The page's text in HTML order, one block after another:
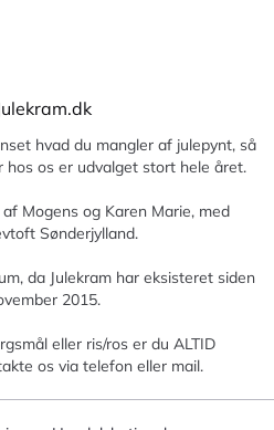
hvad du mangler af julepynt, så
os er udvalget stort hele året.
Mogens og Karen Marie, med
Sønderjylland.
da Julekram har eksisteret siden
2015.
eller ris/ros er du ALTID
os via telefon eller mail.